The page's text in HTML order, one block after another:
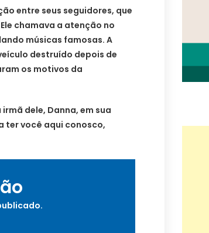
entre seus seguidores, que
chamava a atenção no
músicas famosas. A
destruído depois de
os motivos da
dele, Danna, em sua
ter você aqui conosco,